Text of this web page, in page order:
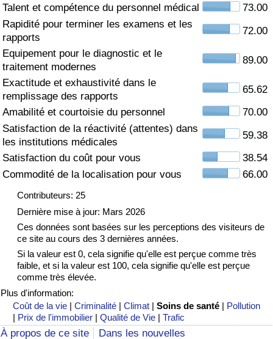
Talent et compétence du personnel médical
73.00
Rapidité pour terminer les examens et les
rapports
72.00
Equipement pour le diagnostic et le
traitement modernes
89.00
Exactitude et exhaustivité dans le
remplissage des rapports
65.62
Amabilité et courtoisie du personnel
70.00
Satisfaction de la réactivité (attentes) dans
les institutions médicales
59.38
Satisfaction du coût pour vous
38.54
Commodité de la localisation pour vous
66.00
Contributeurs: 25
Dernière mise à jour: Mars 2026
Ces données sont basées sur les perceptions des visiteurs de
ce site au cours des 3 dernières années.
Si la valeur est 0, cela signifie qu'elle est perçue comme très
faible, et si la valeur est 100, cela signifie qu'elle est perçue
comme très élevée.
Plus d'information:
Coût de la vie |Criminalité |Climat |Soins de santé | Pollution
| Prix de l'immobilier |Qualité de Vie |Trafic
À propos de ce site Dans les nouvelles
Indice de Criminalité
Indice de criminalité par pays
Soins de santé
Indice des soins de santé (Actuel)
Indice des soins de santé
Indice des soins de santé par Pays
Pollution
Indice de Pollution (Actuel)
Indice de pollution
Indice de Pollution par Pays
Trafic